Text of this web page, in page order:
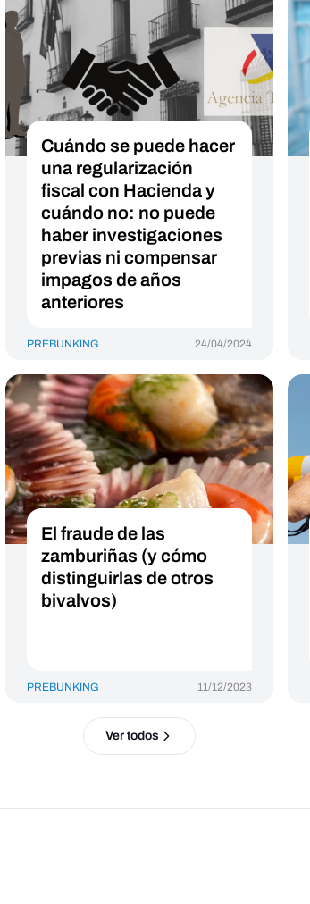
Cuándo se puede hacer
una regularización
fiscal con Hacienda y
cuándo no: no puede
haber investigaciones
previas ni compensar
impagos de años
anteriores
PREBUNKING 24/04/2024
El fraude de las
zamburiñas (y cómo
distinguirlas de otros
bivalvos)
PREBUNKING 11/12/2023
Ver todos